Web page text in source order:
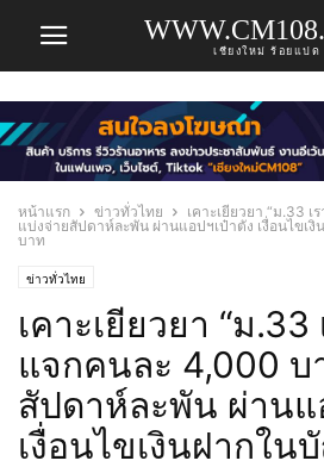
เชียงใหม่ ร้อยแปด
หน้าแรก ข่าวทั่วไทย
เคาะเยียวยา “ม.33
แบ่งจ่ายสัปดาห์ละพัน ผ่านแอปฯเป๋าตัง เงื่อนไขเ
บาท
ข่าวทั่วไทย
เคาะเยียวยา “ม.33
แจกคนละ 4,000 บ
สัปดาห์ละพัน ผ่านแ
เงื่อนไขเงินฝากใน